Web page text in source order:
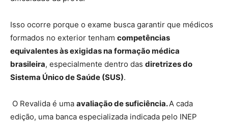
Isso ocorre porque o exame busca garantir que médicos
formados no exterior tenham competências
equivalentes às exigidas na formação médica
brasileira, especialmente dentro das diretrizes do
Sistema Único de Saúde (SUS).
O Revalida é uma avaliação de suficiência.A cada
edição, uma banca especializada indicada pelo INEP